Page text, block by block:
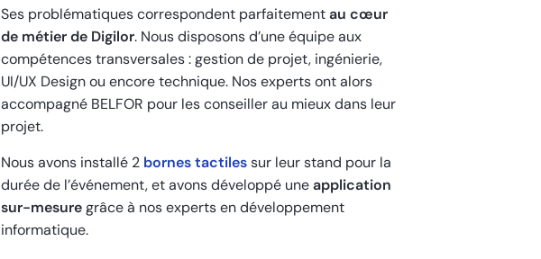
Ses problématiques correspondent parfaitementau cœur
de métier de Digilor. Nous disposons d’une équipe aux
compétences transversales : gestion de projet, ingénierie,
UI/UX Design ou encore technique. Nos experts ont alors
accompagné BELFOR pour les conseiller au mieux dans leur
projet.
Nous avons installé 2 bornes tactilessur leur stand pour la
durée de l’événement, et avons développé uneapplication
sur-mesuregrâce à nos experts en développement
informatique.